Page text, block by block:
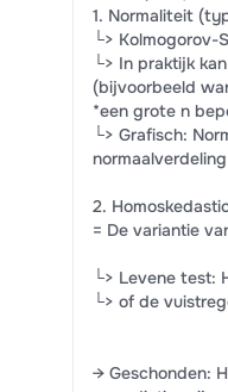
1. Normaliteit
└> Kolmogorov-
└> In praktijk
(bijvoorbeeld
*een grote n
└> Grafisch:
2.
= De variantie
└> Levene test:
└> of de
→ Geschonden: